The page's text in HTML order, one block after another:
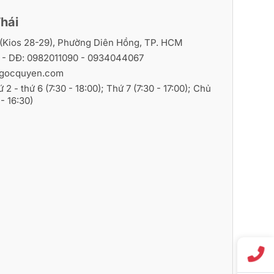
28-29), Phường Diên Hồng, TP. HCM
- DĐ: 0982011090- 0934044067
2 - thứ 6 (7:30 - 18:00); Thứ 7 (7:30 - 17:00); Chủ
16:30)